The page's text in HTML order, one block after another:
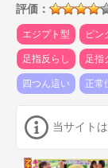
評価：
エジプト型 ピン
足指反らし 足指
四つん這い 正常
当サイト